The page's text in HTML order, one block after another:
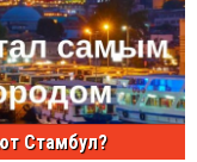
Стамбул?